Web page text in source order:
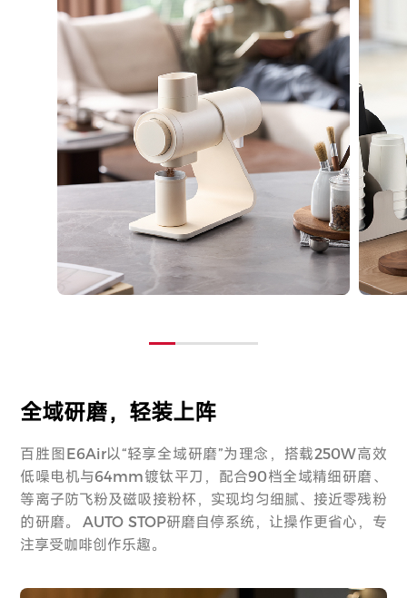
全域研磨，轻装上阵
百胜图E6Air以“轻享全域研磨”为理念，搭载250W高效
低噪电机与64mm镀钛平刀，配合90档全域精细研磨、
等离子防飞粉及磁吸接粉杯，实现均匀细腻、接近零残粉
的研磨。 AUTO STOP研磨自停系统，让操作更省心，专
注享受咖啡创作乐趣。